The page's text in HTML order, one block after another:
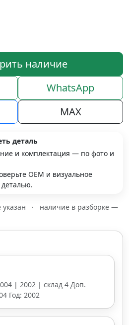
наличие
WhatsApp
MAX
деталь
и комплектация — по фото и
OEM и визуальное
·
наличие в разборке —
| 2002 | склад 4 Доп.
Год: 2002